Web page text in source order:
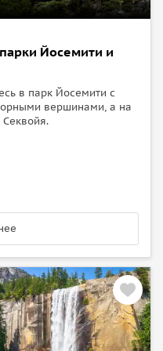
Йосемити и
в парк Йосемити с
вершинами, а на